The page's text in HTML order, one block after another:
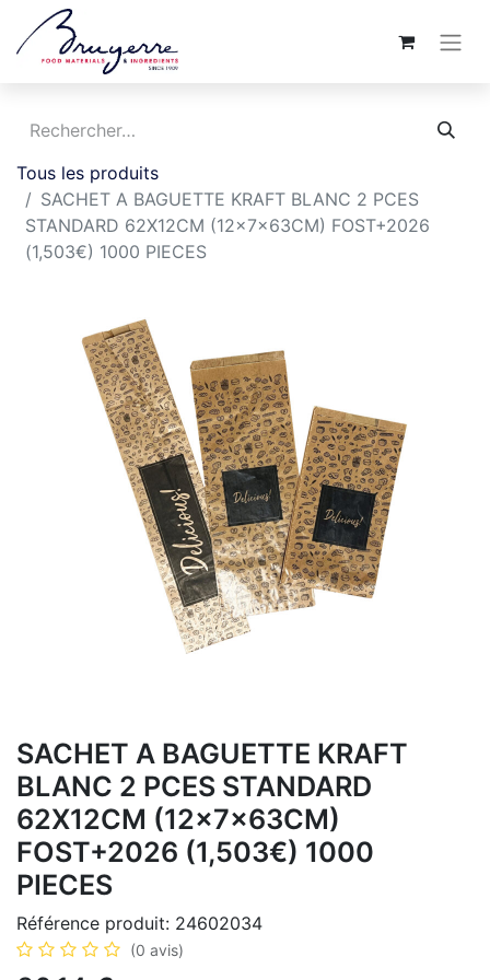
Tous les produits
SACHET A BAGUETTE KRAFT BLANC 2 PCES
STANDARD 62X12CM (12x7x63CM) FOST+2026
(1,503€) 1000 PIECES
SACHET A BAGUETTE KRAFT
BLANC 2 PCES STANDARD
62X12CM (12x7x63CM)
FOST+2026 (1,503€) 1000
PIECES
Référence produit: 24602034
(0 avis)